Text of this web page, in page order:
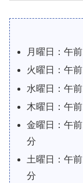
月曜日：午
火曜日：午
水曜日：午
木曜日：午
金曜日：午
分
土曜日：午
分